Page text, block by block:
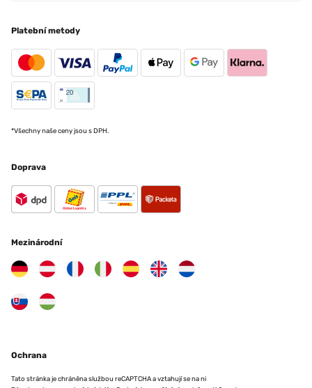
Platební metody
*Všechny naše ceny jsou s DPH.
Doprava
Mezinárodní
Ochrana
Tato stránka je chráněna službou reCAPTCHA a vztahují se na ni